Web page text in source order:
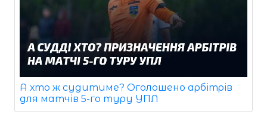
А хто ж судитиме? Оголошено арбітрів
для матчів 5-го туру УПЛ